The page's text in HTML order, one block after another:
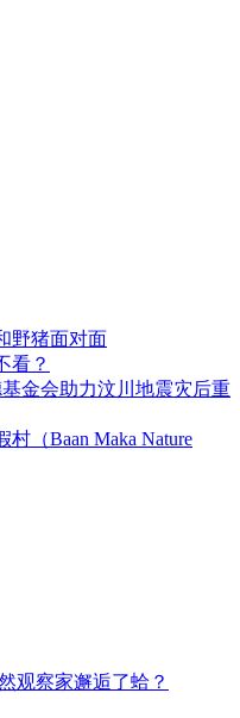
野猪面对面
看？
金会助力汶川地震灾后重
（Baan Maka Nature
观察家邂逅了蛤？